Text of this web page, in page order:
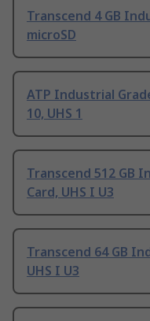
Transcend 4 GB
microSD
ATP Industrial
10, UHS 1
Transcend 512 GB
Card, UHS I U3
Transcend 64 GB
UHS I U3